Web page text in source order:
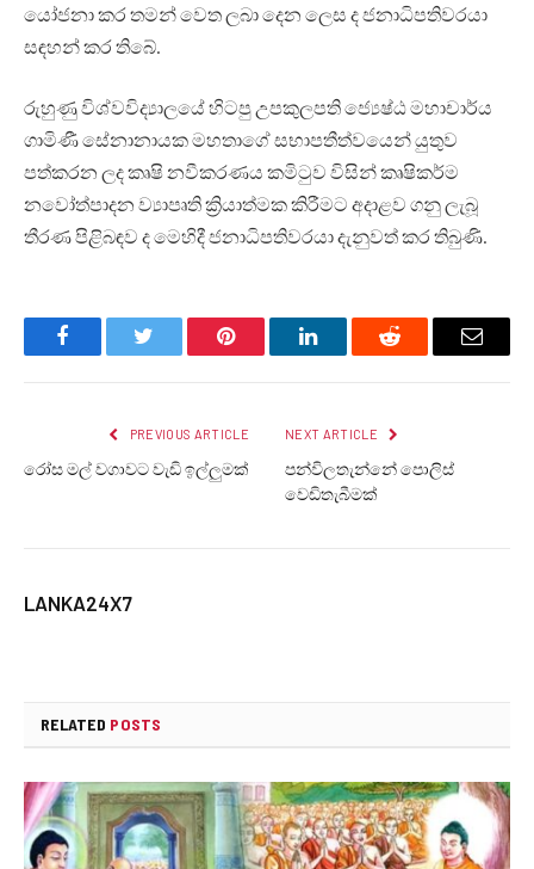
යෝජනා කර තමන් වෙත ලබා දෙන ලෙස ද ජනාධිපතිවරයා
සඳහන් කර තිබේ.
රුහුණු විශ්වවිද්‍යාලයේ හිටපු උපකුලපති ජ්‍යෙෂ්ඨ මහාචාර්ය
ගාමිණී සේනානායක මහතාගේ සභාපතීත්වයෙන් යුතුව
පත්කරන ලද කෘෂි නවීකරණය කමිටුව විසින් කෘෂිකර්ම
නවෝත්පාදන ව්‍යාපෘති ක්‍රියාත්මක කිරීමට අදාළව ගනු ලැබූ
තීරණ පිළිබඳව ද මෙහිදී ජනාධිපතිවරයා දැනුවත් කර තිබුණි.
FacebookTwitter Pinterest LinkedInReddit Email
PREVIOUS ARTICLE
රෝස මල් වගාවට වැඩි ඉල්ලුමක්
NEXT ARTICLE
පන්විලතැන්නේ පොලිස්
වෙඩිතැබීමක්
LANKA24X7
RELATED POSTS